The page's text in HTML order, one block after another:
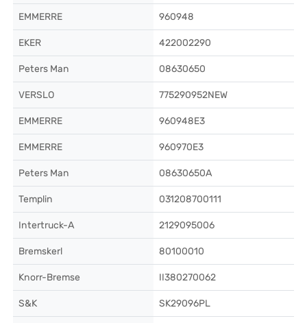
EMMERRE 960948
EKER 422002290
Peters Man 08630650
VERSLO 775290952NEW
EMMERRE 960948E3
EMMERRE 960970E3
Peters Man 08630650A
Templin 031208700111
Intertruck-A 2129095006
Bremskerl 80100010
Knorr-Bremse II380270062
S&K SK29096PL